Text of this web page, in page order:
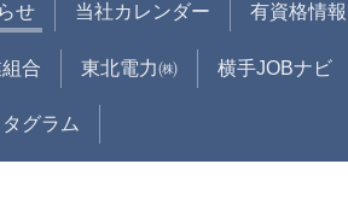
せ 当社カレンダー 有資格情報
合 東北電力㈱ 横手JOBナビ
グラム